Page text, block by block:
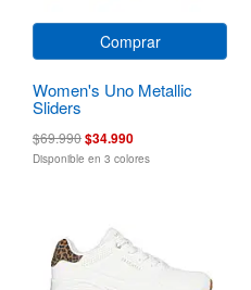
Comprar
Women's Uno Metallic
Sliders
$69.990$34.990
Disponible en 3 colores